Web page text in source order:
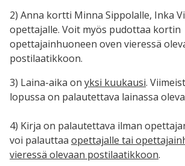
2) Anna kortti Minna Sippolalle, Inka
opettajalle. Voit myös pudottaa kortin
opettajainhuoneen oven vieressä
postilaatikkoon.
3) Laina-aika on yksi kuukausi.
lopussa on palautettava lainassa
4) Kirja on palautettava ilman
voi palauttaa opettajalle tai
vieressä olevaan postilaatikkoon.